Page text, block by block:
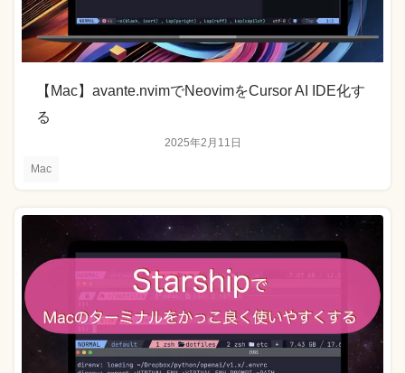
Mac
2025年2月11日
【Mac】avante.nvimでNeovimをCursor AI IDE化す
る